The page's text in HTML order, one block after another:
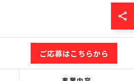
ご応募はこちらから